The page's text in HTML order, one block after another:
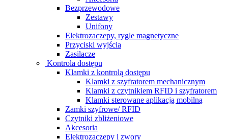
Bezprzewodowe
Zestawy
Unifony
Elektrozaczepy, rygle magnetyczne
Przyciski wyjścia
Zasilacze
Kontrola dostępu
Klamki z kontrolą dostępu
Klamki z szyfratorem mechanicznym
Klamki z czytnikiem RFID i szyfratorem
Klamki sterowane aplikacją mobilną
Zamki szyfrowe/ RFID
Czytniki zbliżeniowe
Akcesoria
Elektrozaczepy i zwory